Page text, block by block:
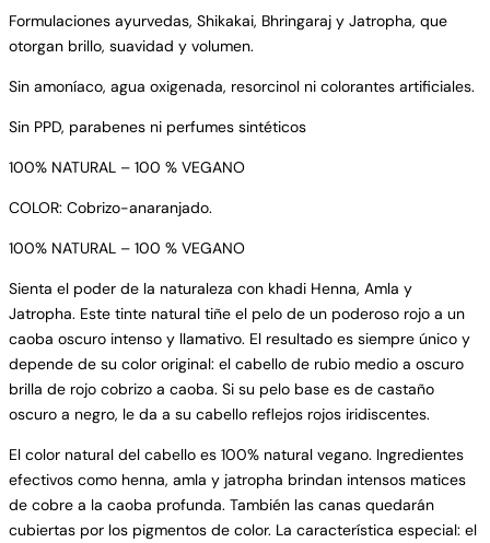
Formulaciones ayurvedas, Shikakai, Bhringaraj y Jatropha, que
otorgan brillo, suavidad y volumen.
Sin amoníaco, agua oxigenada, resorcinol ni colorantes artificiales.
Sin PPD, parabenes ni perfumes sintéticos
100% NATURAL – 100 % VEGANO
COLOR: Cobrizo-anaranjado.
100% NATURAL – 100 % VEGANO
Sienta el poder de la naturaleza con khadi Henna, Amla y
Jatropha. Este tinte natural tiñe el pelo de un poderoso rojo a un
caoba oscuro intenso y llamativo. El resultado es siempre único y
depende de su color original: el cabello de rubio medio a oscuro
brilla de rojo cobrizo a caoba. Si su pelo base es de castaño
oscuro a negro, le da a su cabello reflejos rojos iridiscentes.
El color natural del cabello es 100% natural vegano. Ingredientes
efectivos como henna, amla y jatropha brindan intensos matices
de cobre a la caoba profunda. También las canas quedarán
cubiertas por los pigmentos de color. La característica especial: el